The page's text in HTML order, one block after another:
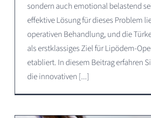
sondern auch emotional belastend
effektive Lösung für dieses Problem
operativen Behandlung, und die
als erstklassiges Ziel für Lipödem-
etabliert. In diesem Beitrag erfahren
die innovativen [...]